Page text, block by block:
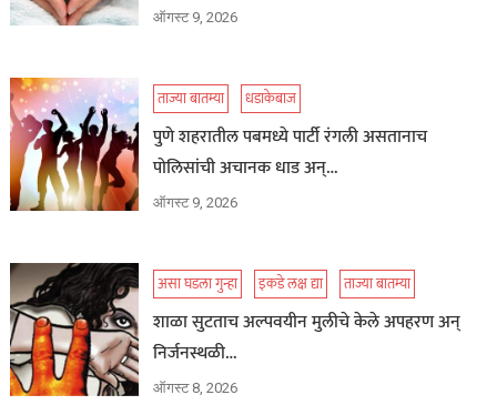
ऑगस्ट 9, 2026
ताज्या बातम्या धडाकेबाज
पुणे शहरातील पबमध्ये पार्टी रंगली असतानाच
पोलिसांची अचानक धाड अन्…
ऑगस्ट 9, 2026
असा घडला गुन्हा इकडे लक्ष द्या ताज्या बातम्या
शाळा सुटताच अल्पवयीन मुलीचे केले अपहरण अन्
निर्जनस्थळी…
ऑगस्ट 8, 2026